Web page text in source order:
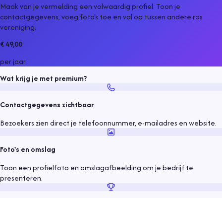
Maak van je vermelding een volwaardig profiel. Toon je
contactgegevens, voeg foto's toe en val op tussen andereras
vereniging.
€ 49,00
per jaar
Wat krijg je met premium?
Contactgegevens zichtbaar
Bezoekers zien direct je telefoonnummer, e-mailadres en website.
Foto's en omslag
Toon een profielfoto en omslagafbeelding om je bedrijf te
presenteren.